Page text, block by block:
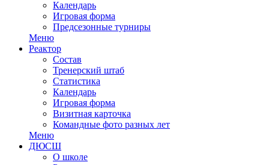
Календарь
Игровая форма
Предсезонные турниры
Меню
Реактор
Состав
Тренерский штаб
Статистика
Календарь
Игровая форма
Визитная карточка
Командные фото разных лет
Меню
ДЮСШ
О школе